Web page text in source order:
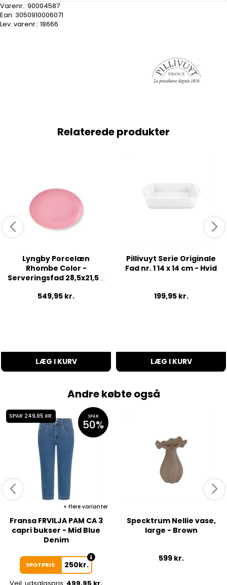
Varenr.: 90004587
Ean: 3050910006071
Lev. varenr.: 18666
Relaterede produkter
Lyngby Porcelæn
Rhombe Color -
Serveringsfad 28,5x21,5 -
549,95 kr.
LÆG I KURV
Pillivuyt Serie Originale
Fad nr. 1 14 x 14 cm - Hvid
199,95 kr.
LÆG I KURV
Andre købte også
SPAR 249,95 KR. SPAR
50%
Flere varianter
Fransa FRVILJA PAM CA 3
capri bukser - Mid Blue
Denim
SPOTPRIS 250kr.
Vejl. udsalgspris: 499,95 kr.
Specktrum Nellie vase,
large - Brown
599 kr.